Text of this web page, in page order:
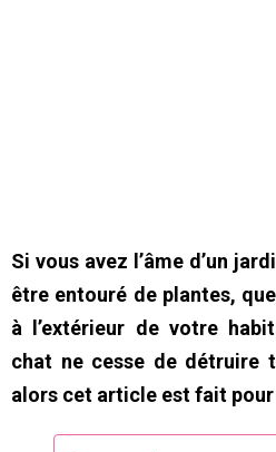
Si vous avez l’âme d’un
être entouré de plantes,
à l’extérieur de votre
chat ne cesse de détruire
alors cet article est fait pour